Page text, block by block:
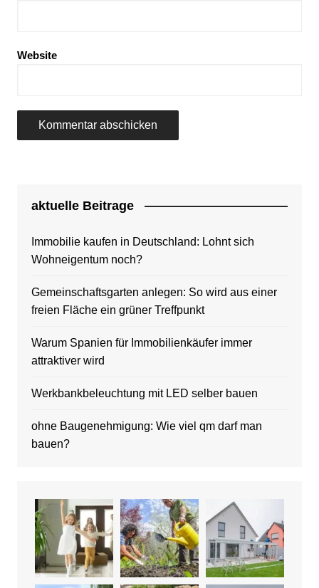
Website
aktuelle Beitrage
Immobilie kaufen in Deutschland: Lohnt sich
Wohneigentum noch?
Gemeinschaftsgarten anlegen: So wird aus einer
freien Fläche ein grüner Treffpunkt
Warum Spanien für Immobilienkäufer immer
attraktiver wird
Werkbankbeleuchtung mit LED selber bauen
ohne Baugenehmigung: Wie viel qm darf man
bauen?